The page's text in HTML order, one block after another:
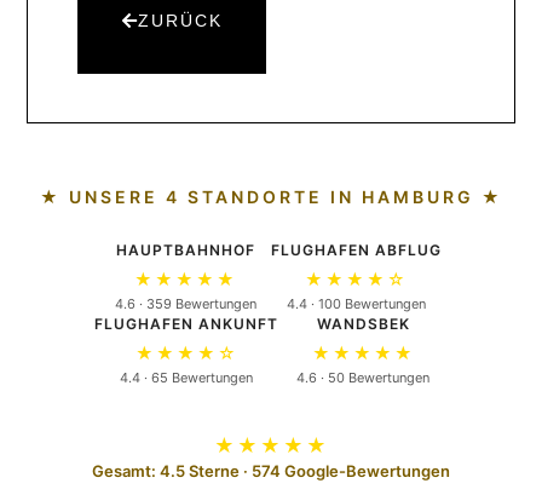
ZURÜCK
★ UNSERE 4 STANDORTE IN HAMBURG ★
HAUPTBAHNHOF
★★★★★
4.6 · 359 Bewertungen
FLUGHAFEN ABFLUG
★★★★☆
4.4 · 100 Bewertungen
FLUGHAFEN ANKUNFT
★★★★☆
4.4 · 65 Bewertungen
WANDSBEK
★★★★★
4.6 · 50 Bewertungen
★★★★★
Gesamt: 4.5 Sterne · 574 Google-Bewertungen